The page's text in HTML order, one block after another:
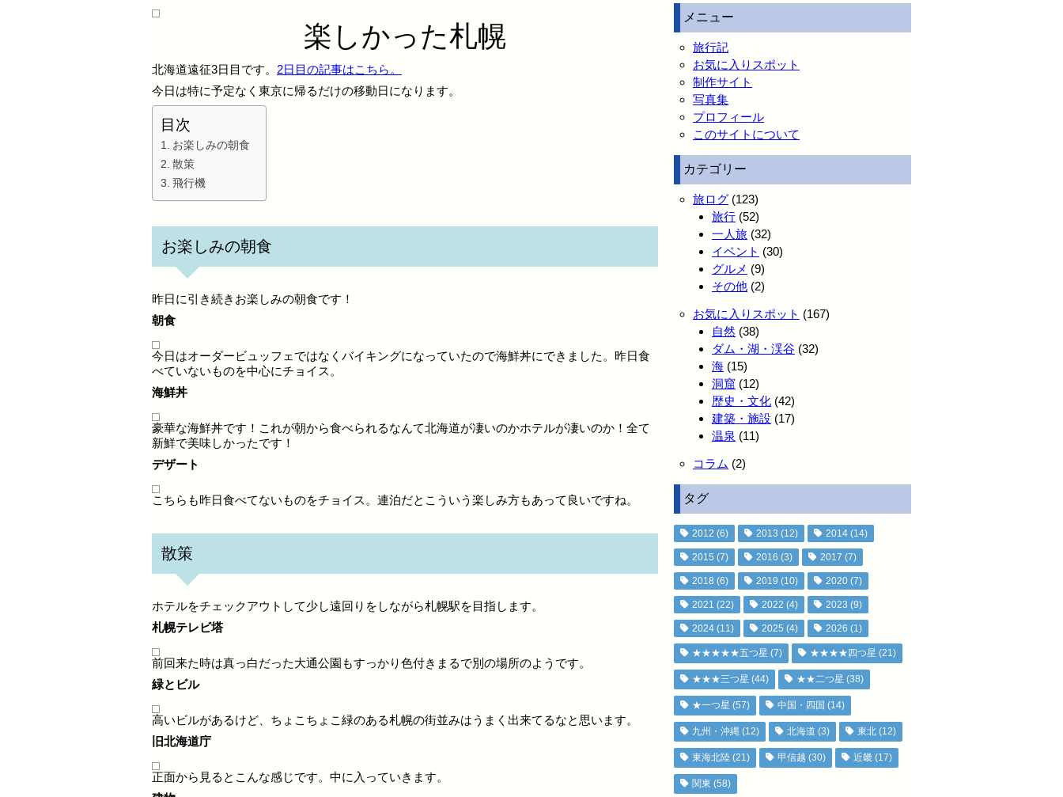
楽しかった札幌
北海道遠征3日目です。 2日目の記事はこちら。
今日は特に予定なく東京に帰るだけの移動日になります。
目次
お楽しみの朝食
散策
飛行機
お楽しみの朝食
昨日に引き続きお楽しみの朝食です！
朝食
今日はオーダービュッフェではなくバイキングになっていたので海鮮丼にできました。昨日食
べていないものを中心にチョイス。
海鮮丼
豪華な海鮮丼です！これが朝から食べられるなんて北海道が凄いのかホテルが凄いのか！全て
新鮮で美味しかったです！
デザート
こちらも昨日食べてないものをチョイス。連泊だとこういう楽しみ方もあって良いですね。
散策
ホテルをチェックアウトして少し遠回りをしながら札幌駅を目指します。
札幌テレビ塔
前回来た時は真っ白だった大通公園もすっかり色付きまるで別の場所のようです。
緑とビル
高いビルがあるけど、ちょこちょこ緑のある札幌の街並みはうまく出来てるなと思います。
旧北海道庁
正面から見るとこんな感じです。中に入っていきます。
メニュー
旅行記
お気に入りスポット
制作サイト
写真集
プロフィール
このサイトについて
カテゴリー
旅ログ (123)
旅行 (52)
一人旅 (32)
イベント (30)
グルメ (9)
その他 (2)
お気に入りスポット (167)
自然 (38)
ダム・湖・渓谷 (32)
海 (15)
洞窟 (12)
歴史・文化 (42)
建築・施設 (17)
温泉 (11)
コラム (2)
タグ
2012 (6) 2013 (12) 2014 (14)
2015 (7) 2016 (3) 2017 (7)
2018 (6) 2019 (10) 2020 (7)
2021 (22) 2022 (4) 2023 (9)
2024 (11) 2025 (4) 2026 (1)
★★★★★五つ星 (7) ★★★★四つ星 (21)
★★★三つ星 (44) ★★二つ星 (38)
★一つ星 (57) 中国・四国 (14)
九州・沖縄 (12) 北海道 (3) 東北 (12)
東海北陸 (21) 甲信越 (30) 近畿 (17)
関東 (58)